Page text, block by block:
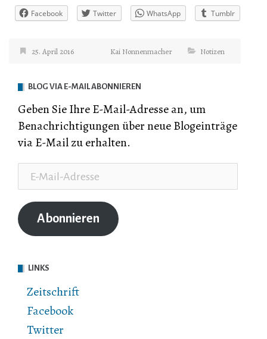
Facebook Twitter WhatsApp Tumblr
25. April 2016 Kai Nonnenmacher Notizen
BLOG VIA E-MAIL ABONNIEREN
Geben Sie Ihre E-Mail-Adresse an, um
Benachrichtigungen über neue Blogeinträge
via E-Mail zu erhalten.
Mail-
Adresse
Abonnieren
LINKS
Zeitschrift
Facebook
Twitter